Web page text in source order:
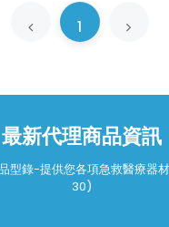
1
最新代理商品資訊
型錄-提供您各項急救醫療器
30)